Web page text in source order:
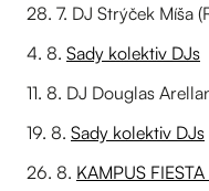
28. 7. DJ Strýček Míša
4. 8. Sady kolektiv DJs
11. 8. DJ Douglas
19. 8. Sady kolektiv DJs
26. 8. KAMPUS